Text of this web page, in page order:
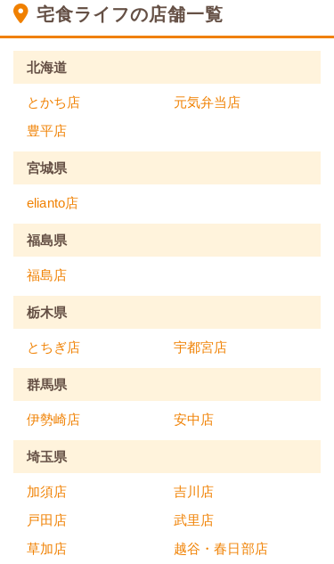
宅食ライフの店舗一覧
北海道
とかち店
元気弁当店
豊平店
宮城県
elianto店
福島県
福島店
栃木県
とちぎ店 宇都宮店
群馬県
伊勢崎店 安中店
埼玉県
加須店
吉川店
戸田店
武里店
草加店
越谷・春日部店